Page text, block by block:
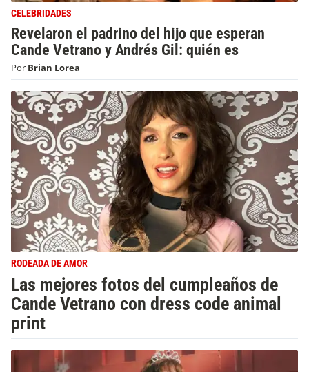
CELEBRIDADES
Revelaron el padrino del hijo que esperan
Cande Vetrano y Andrés Gil: quién es
Por Brian Lorea
RODEADA DE AMOR
Las mejores fotos del cumpleaños de
Cande Vetrano con dress code animal
print